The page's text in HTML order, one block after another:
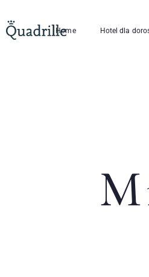
Home Hotel dla